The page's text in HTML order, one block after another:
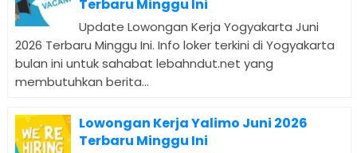
Terbaru Minggu Ini
Update Lowongan Kerja Yogyakarta Juni
2026 Terbaru Minggu Ini. Info loker terkini di Yogyakarta
bulan ini untuk sahabat lebahndut.net yang
membutuhkan berita...
Lowongan Kerja Yalimo Juni 2026
Terbaru Minggu Ini